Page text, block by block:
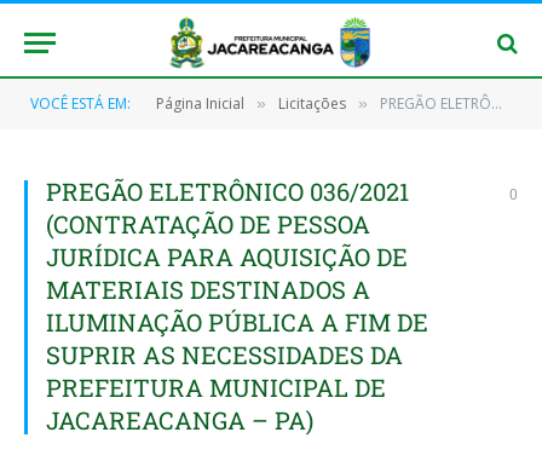
VOCÊ ESTÁ EM: Página Inicial » Licitações » PREGÃO ELETRÔNICO 036/2021 (CONTRATAÇÃO DE PESSOA JURÍDICA PARA AQUISIÇÃO DE MATERIAIS DESTINADOS A ILUMINAÇÃO PÚBLICA A FIM DE SUPRIR AS NECESSIDADES DA PREFEITURA MUNICIPAL DE JACAREACANGA – PA)
PREGÃO ELETRÔNICO 036/2021
(CONTRATAÇÃO DE PESSOA
JURÍDICA PARA AQUISIÇÃO DE
MATERIAIS DESTINADOS A
ILUMINAÇÃO PÚBLICA A FIM DE
SUPRIR AS NECESSIDADES DA
PREFEITURA MUNICIPAL DE
JACAREACANGA – PA)
0